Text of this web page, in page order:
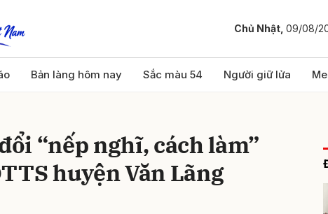
Chủ Nhật, 09/08/
Bản làng hôm nay Sắc màu 54 Người giữ lửa
“nếp nghĩ, cách làm”
huyện Văn Lãng
bình luận